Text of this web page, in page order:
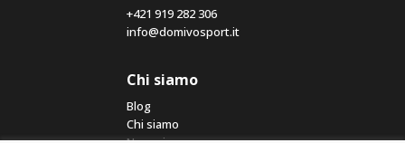
+421 919 282 306
info@domivosport.it
Chi siamo
Blog
Chi siamo